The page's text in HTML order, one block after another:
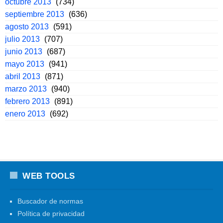
octubre 2013 (734)
septiembre 2013 (636)
agosto 2013 (591)
julio 2013 (707)
junio 2013 (687)
mayo 2013 (941)
abril 2013 (871)
marzo 2013 (940)
febrero 2013 (891)
enero 2013 (692)
WEB TOOLS
Buscador de normas
Política de privacidad